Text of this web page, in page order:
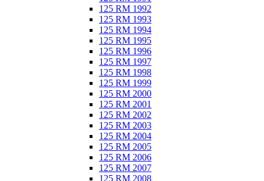
125 RM 1992
125 RM 1993
125 RM 1994
125 RM 1995
125 RM 1996
125 RM 1997
125 RM 1998
125 RM 1999
125 RM 2000
125 RM 2001
125 RM 2002
125 RM 2003
125 RM 2004
125 RM 2005
125 RM 2006
125 RM 2007
125 RM 2008